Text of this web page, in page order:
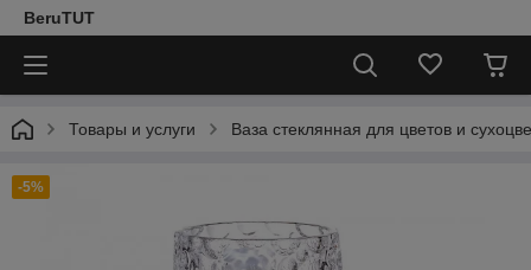
BeruTUT
Товары и услуги Ваза стеклянная для цветов и
-5%